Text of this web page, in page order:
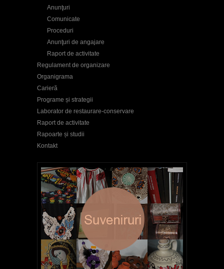
Anunţuri
Comunicate
Proceduri
Anunţuri de angajare
Raport de activitate
Regulament de organizare
Organigrama
Carieră
Programe și strategii
Laborator de restaurare-conservare
Raport de activitate
Rapoarte și studii
Kontakt